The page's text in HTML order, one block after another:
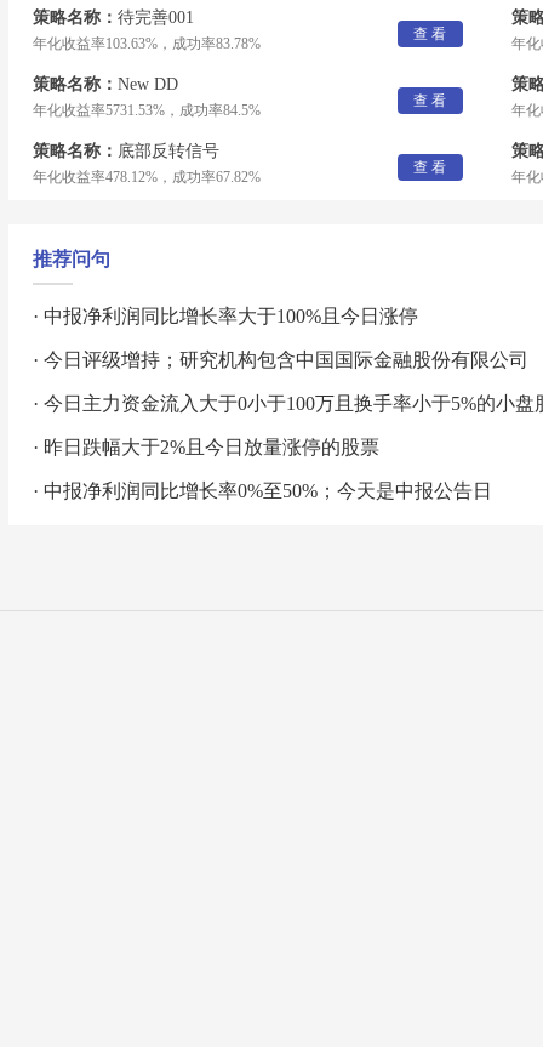
策略名称： 待完善001
年化收益率103.63%，成功率83.78%
查 看
策
年化
策略名称： New DD
年化收益率5731.53%，成功率84.5%
查 看
策
年化
策略名称： 底部反转信号
年化收益率478.12%，成功率67.82%
查 看
策
年化
推荐问句
· 中报净利润同比增长率大于100%且今日涨停
· 今日评级增持；研究机构包含中国国际金融股份有限公司
· 今日主力资金流入大于0小于100万且换手率小于5%的小盘
· 昨日跌幅大于2%且今日放量涨停的股票
· 中报净利润同比增长率0%至50%；今天是中报公告日